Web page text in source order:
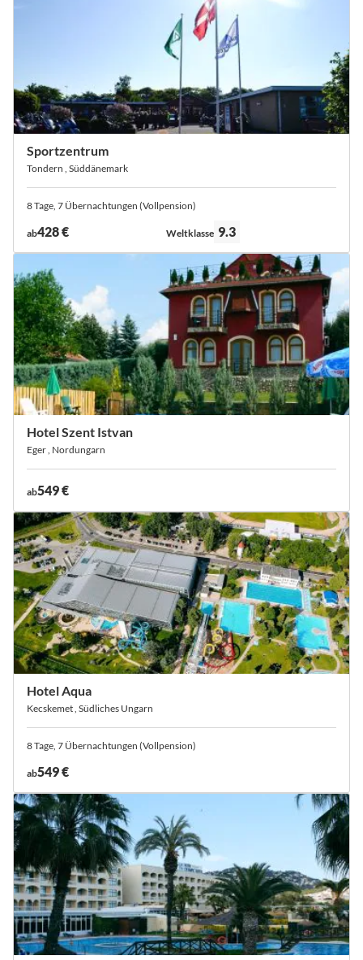
Sportzentrum
Tondern , Süddänemark
8 Tage, 7 Übernachtungen (Vollpension)
ab428 € Bewertung:
Weltklasse 9.3
Hotel Szent Istvan
Eger , Nordungarn
ab549 €
Hotel Aqua
Kecskemet , Südliches Ungarn
8 Tage, 7 Übernachtungen (Vollpension)
ab549 €